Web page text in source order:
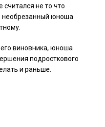
не то что
юноша
виновника, юноша
подросткового
и раньше.